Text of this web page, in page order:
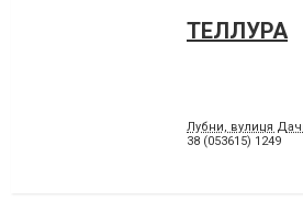
ТЕЛЛУРА
Лубни, вулиця
38 (053615) 1249